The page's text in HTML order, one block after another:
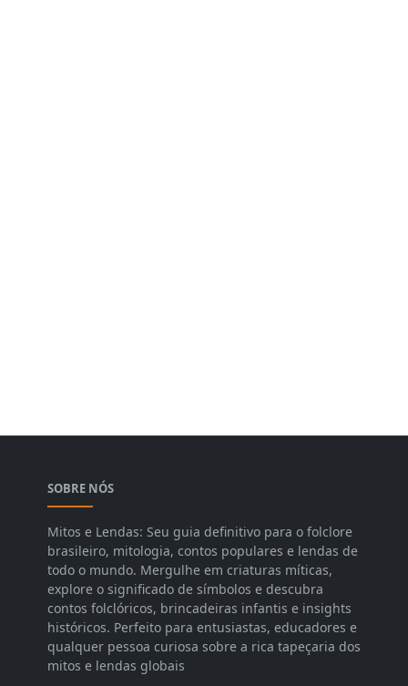
SOBRE NÓS
Mitos e Lendas: Seu guia definitivo para o folclore
brasileiro, mitologia, contos populares e lendas de
todo o mundo. Mergulhe em criaturas míticas,
explore o significado de símbolos e descubra
contos folclóricos, brincadeiras infantis e insights
históricos. Perfeito para entusiastas, educadores e
qualquer pessoa curiosa sobre a rica tapeçaria dos
mitos e lendas globais